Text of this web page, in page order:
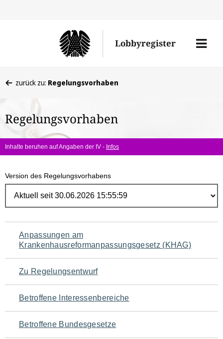
Lobbyregister
Menü
befinden
hier:
zurück zu: Regelungsvorhaben
Regelungsvorhaben
Inhalte beruhen auf Angaben der IV - Infos
Version des Regelungsvorhabens
Navigation
für
den
Seiteninhalt
Anpassungen am
Krankenhausreformanpassungsgesetz (KHAG)
Zu Regelungsentwurf
Betroffene Interessenbereiche
Betroffene Bundesgesetze